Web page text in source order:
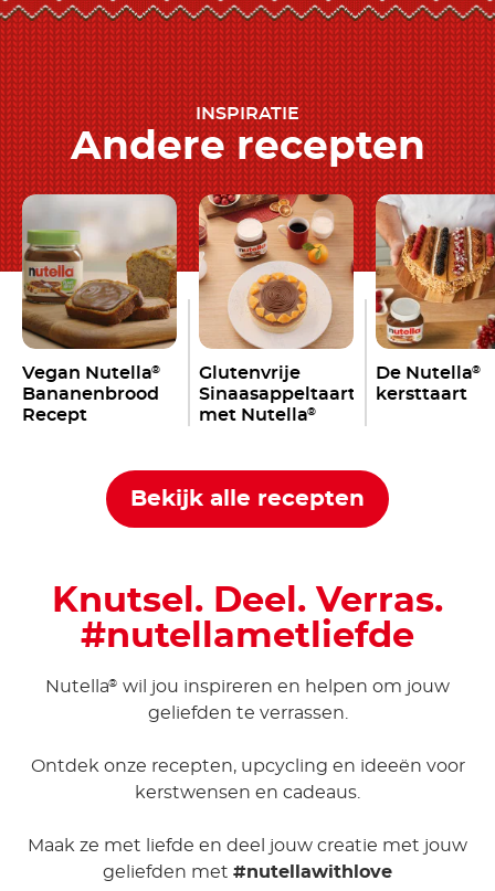
INSPIRATIE
Andere recepten
Vegan Nutella®
Bananenbrood
Recept
Glutenvrije
Sinaasappeltaart
met Nutella®
De Nutella®
kersttaart
Bekijk alle recepten
Knutsel. Deel. Verras.
#nutellametliefde
Nutella® wil jou inspireren en helpen om jouw
geliefden te verrassen.
Ontdek onze recepten, upcycling en ideeën voor
kerstwensen en cadeaus.
Maak ze met liefde en deel jouw creatie met jouw
geliefden met #nutellawithlove